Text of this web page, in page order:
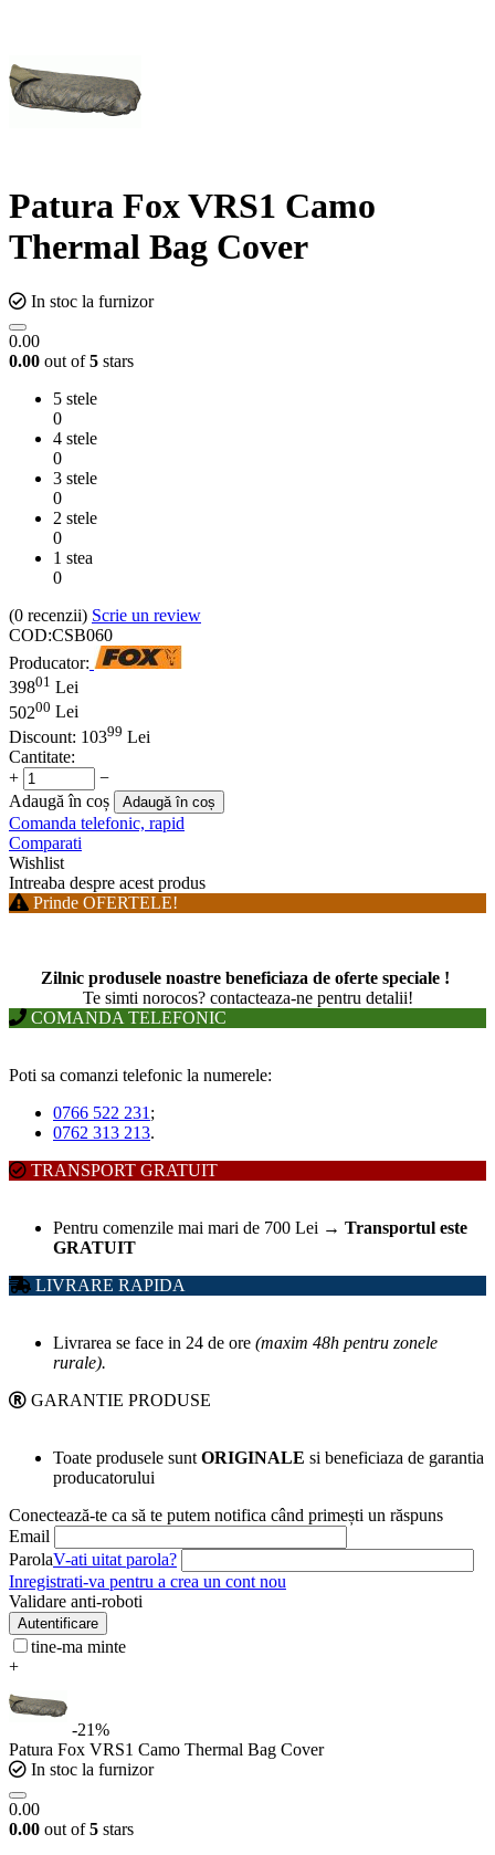
Patura Fox VRS1 Camo
Thermal Bag Cover
In stoc la furnizor
0.00
0.00 out of5 stars
5 stele
0
4 stele
0
3 stele
0
2 stele
0
1 stea
0
(0 recenzii) Scrie un review
COD:CSB060
Producator:
39801 Lei
50200 Lei
Discount: 10399 Lei
Cantitate:
+
−
Adaugă în coș
Adaugă în coș
Comanda telefonic, rapid
Comparati
Wishlist
Intreaba despre acest produs
Prinde OFERTELE!
Zilnic produsele noastre beneficiaza de oferte speciale !
Te simti norocos? contacteaza-ne pentru detalii!
COMANDA TELEFONIC
Poti sa comanzi telefonic la numerele:
0766 522 231 ;
0762 313 213.
TRANSPORT GRATUIT
Pentru comenzile mai mari de 700 Lei → Transportul este
GRATUIT
LIVRARE RAPIDA
Livrarea se face in 24 de ore (maxim 48h pentru zonele
rurale).
GARANTIE PRODUSE
Toate produsele sunt ORIGINALE si beneficiaza de garantia
producatorului
Conectează-te ca să te putem notifica când primești un răspuns
Email
ParolaV-ati uitat parola?
Inregistrati-va pentru a crea un cont nou
Validare anti-roboti
Autentificare
tine-ma minte
+
-21%
Patura Fox VRS1 Camo Thermal Bag Cover
In stoc la furnizor
0.00
0.00 out of5 stars